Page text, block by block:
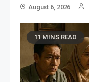
August 6, 2026
11 MINS READ